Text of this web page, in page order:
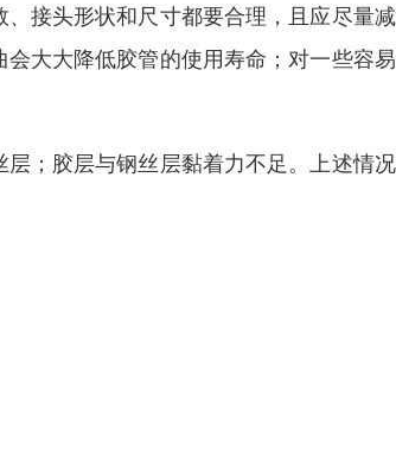
接头形状和尺寸都要合理，且应尽量
大大降低胶管的使用寿命；对一些容
；胶层与钢丝层黏着力不足。上述情